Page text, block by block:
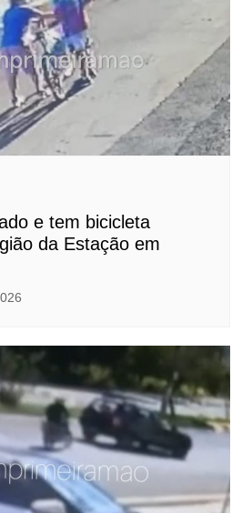
e tem bicicleta
da Estação em